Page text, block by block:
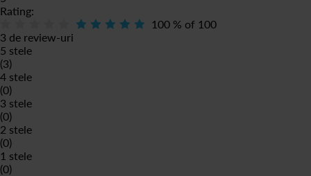
Rating:
100 % of 100
3 de review-uri
5 stele
(3)
4 stele
(0)
3 stele
(0)
2 stele
(0)
1 stele
(0)